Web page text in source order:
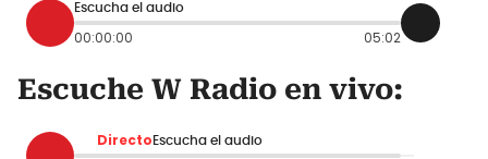
Escucha el audio
00:00:00 05:02
Escuche W Radio en vivo:
Directo Escucha el audio